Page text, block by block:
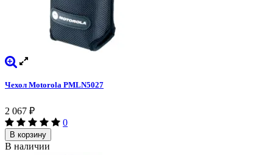
Чехол Motorola PMLN5027
2 067 ₽
0
В корзину
В наличии